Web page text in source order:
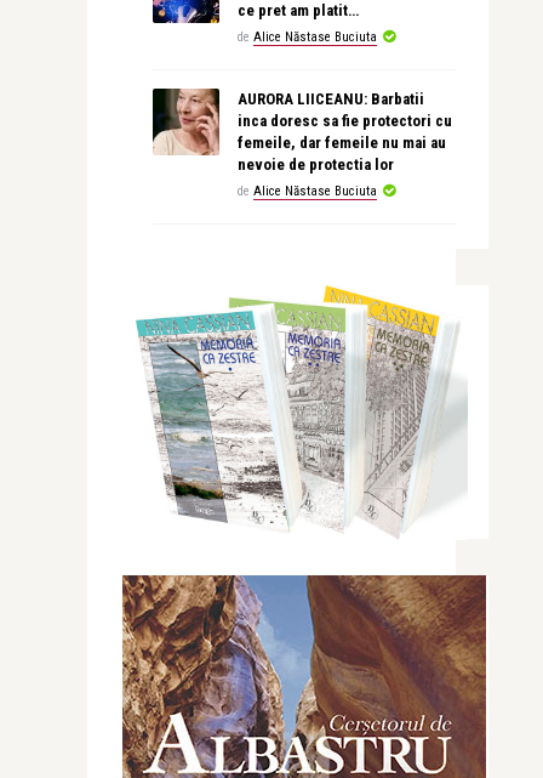
ce pret am platit…
de Alice Năstase Buciuta
AURORA LIICEANU: Barbatii
inca doresc sa fie protectori cu
femeile, dar femeile nu mai au
nevoie de protectia lor
de Alice Năstase Buciuta